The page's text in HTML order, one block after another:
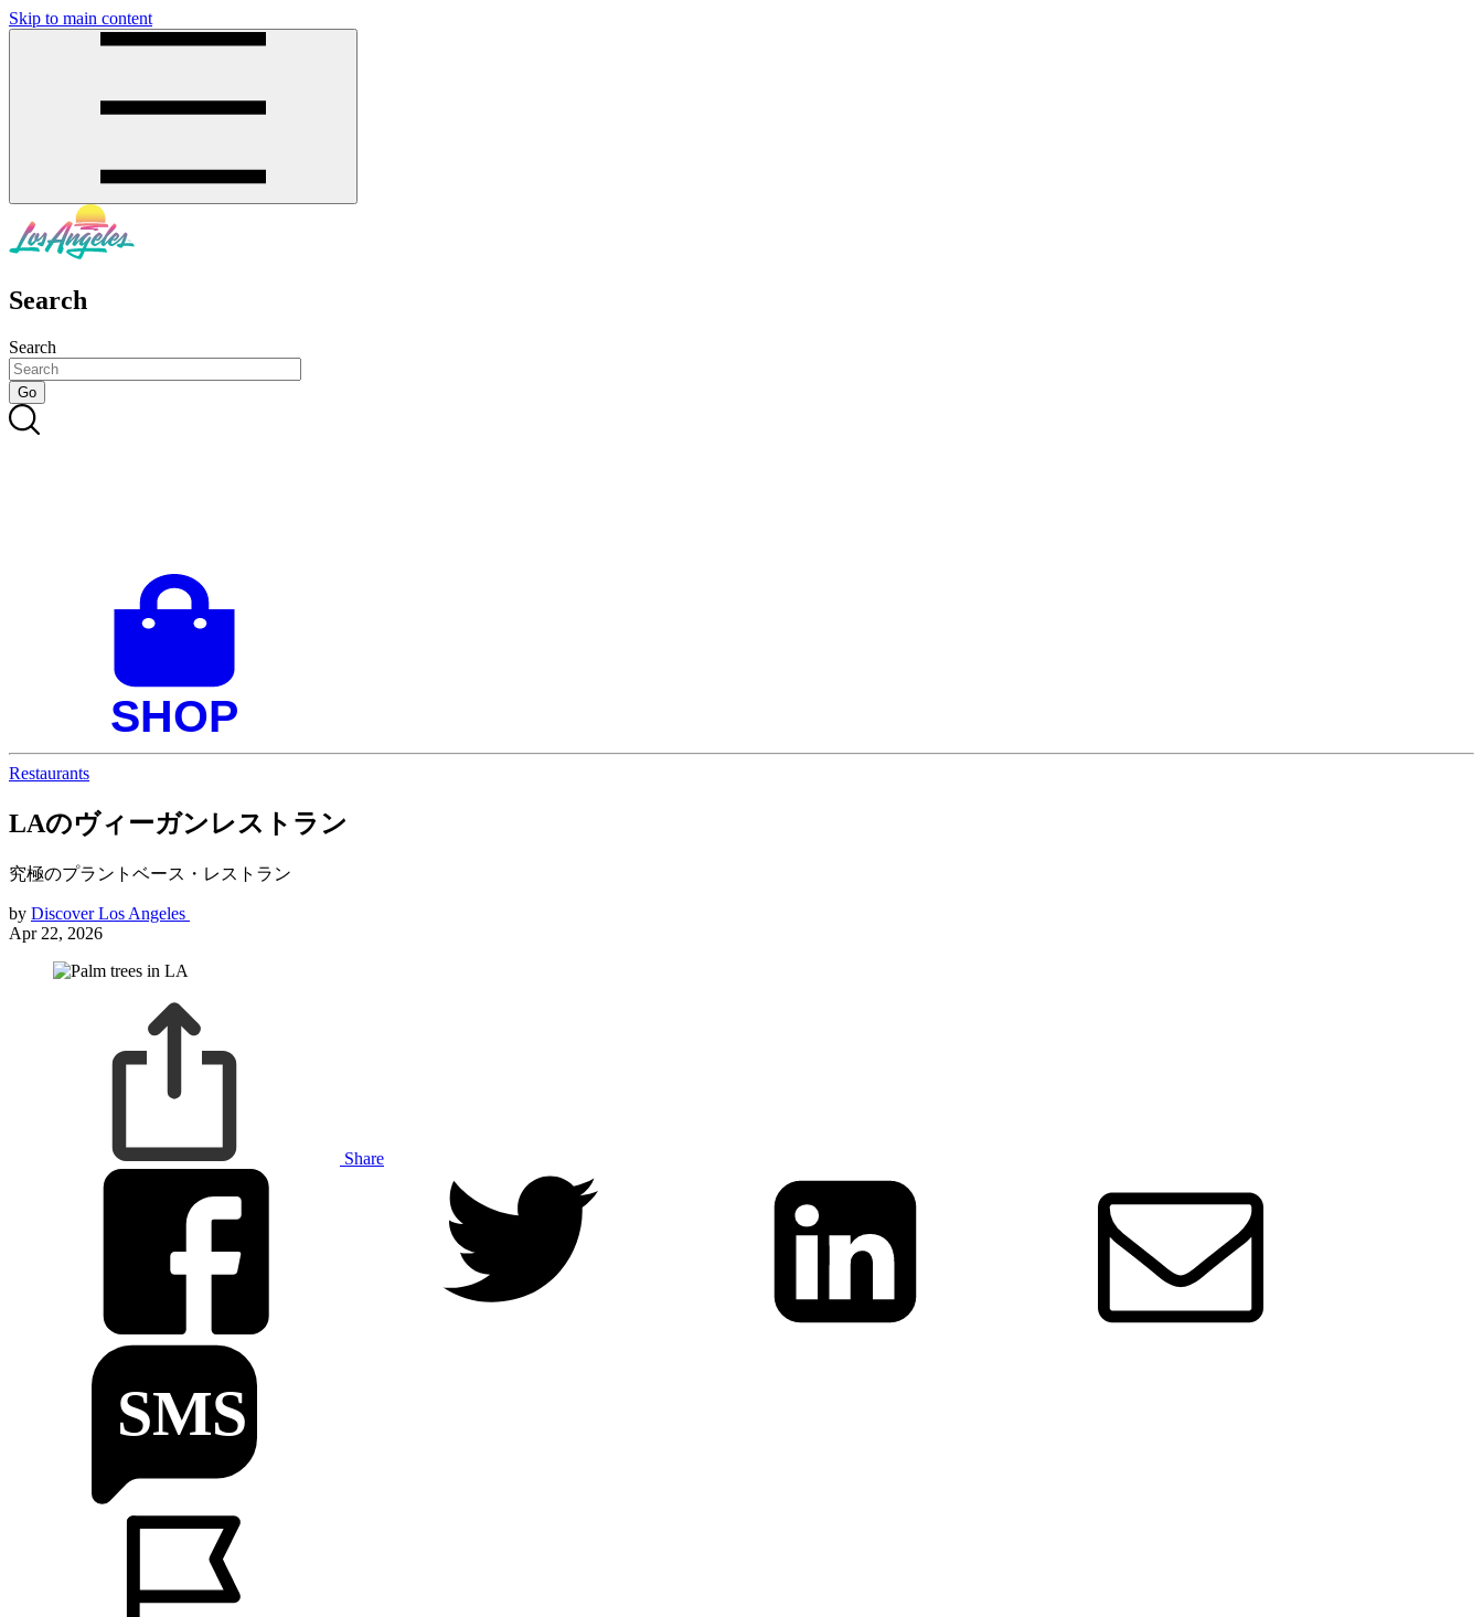
Skip to main content
Search
Search
Restaurants
LAのヴィーガンレストラン
究極のプラントベース・レストラン
by Discover Los Angeles
Apr 22, 2026
Share